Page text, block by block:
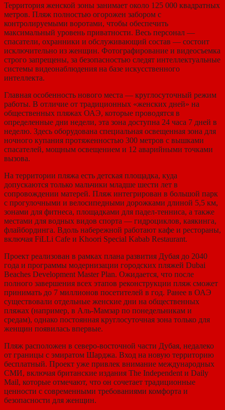
Территория женской зоны занимает около 125 000 квадратных
метров. Пляж полностью огорожен забором с
контролируемыми воротами, чтобы обеспечить
максимальный уровень приватности. Весь персонал —
спасатели, охранники и обслуживающий состав — состоит
исключительно из женщин. Фотографирование и видеосъемка
строго запрещены, за безопасностью следят интеллектуальные
системы видеонаблюдения на базе искусственного
интеллекта.
Главная особенность нового места — круглосуточный режим
работы. В отличие от традиционных «женских дней» на
общественных пляжах ОАЭ, которые проводятся в
определенные дни недели, эта зона доступна 24 часа 7 дней в
неделю. Здесь оборудована специальная освещенная зона для
ночного купания протяженностью 300 метров с вышками
спасателей, мощным освещением и 12 аварийными точками
вызова.
На территории пляжа есть детская площадка, куда
допускаются только мальчики младше шести лет в
сопровождении матерей. Пляж интегрирован в большой парк
с прогулочными и велосипедными дорожками длиной 5,5 км,
зонами для фитнеса, площадками для падел-тенниса, а также
местами для водных видов спорта — гидроциклов, каякинга,
флайбординга. Вдоль набережной работают кафе и рестораны,
включая FiLLi Cafe и Khoori Special Kabab Restaurant.
Проект реализован в рамках плана развития Дубая до 2040
года и программы модернизации городских пляжей Dubai
Beaches Development Master Plan. Ожидается, что после
полного завершения всех этапов реконструкции пляж сможет
принимать до 7 миллионов посетителей в год. Ранее в ОАЭ
существовали отдельные женские дни на общественных
пляжах (например, в Аль-Мамзар по понедельникам и
средам), однако постоянная круглосуточная зона только для
женщин появилась впервые.
Пляж расположен в северо-восточной части Дубая, недалеко
от границы с эмиратом Шарджа. Вход на новую территорию
бесплатный. Проект уже привлек внимание международных
СМИ, включая британские издания The Independent и Daily
Mail, которые отмечают, что он сочетает традиционные
ценности с современными требованиями комфорта и
безопасности для женщин.